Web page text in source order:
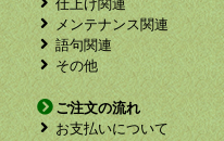
仕上げ関連
メンテナンス関連
語句関連
その他
ご注文の流れ
お支払いについて